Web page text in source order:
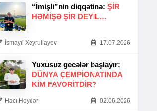
“İmişli”nin diqqətinə: ŞIR
HƏMIŞƏ ŞIR DEYIL…
İsmayıl Xeyrullayev 17.07.2026
Yuxusuz gecələr başlayır:
DÜNYA ÇEMPIONATINDA
KIM FAVORITDIR?
Hacı Heydər 02.06.2026